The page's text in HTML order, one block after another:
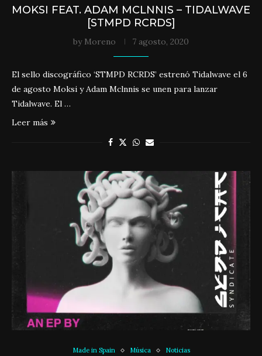
MOKSI FEAT. ADAM MCLNNIS – TIDALWAVE
[STMPD RCRDS]
by Moreno 7 agosto, 2020
El sello discográfico ‘STMPD RCRDS’ estrenó Tidalwave el 6
de agosto Moksi y Adam Mclnnis se unen para lanzar
Tidalwave. El …
Leer más
Made in Spain Música Noticias